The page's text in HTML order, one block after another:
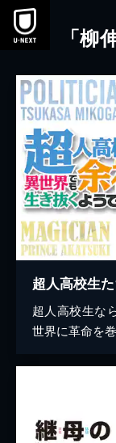
本文へスキップ
「柳
超人高校生な
世界に革命を